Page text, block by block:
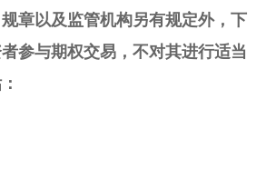
章以及监管机构另有规定外，下
参与期权交易，不对其进行适当